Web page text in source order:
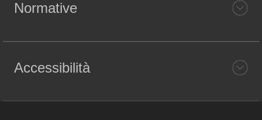
Normative
Accessibilità